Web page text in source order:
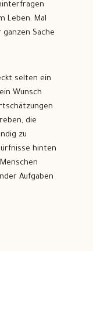
Leben. Mal
Sache
selten ein
Wunsch
die
zu
hinten
Aufgaben